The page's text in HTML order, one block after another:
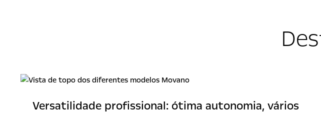
Versatilidade profissional: ótima autonomia, vários